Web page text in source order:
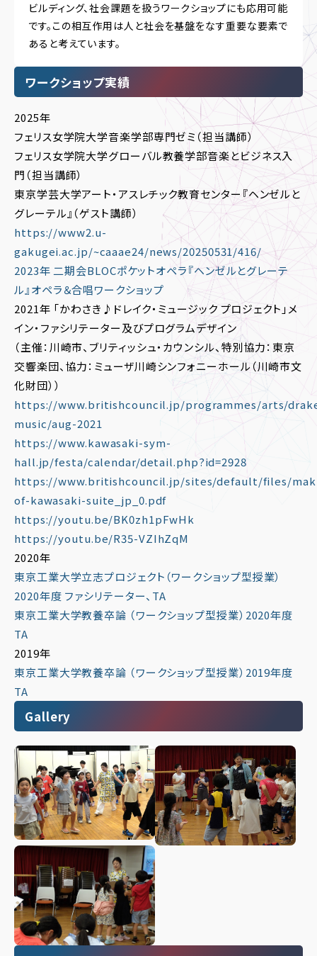
ビルディング、社会課題を扱うワークショップにも応用可能
です。この相互作用は人と社会を基盤をなす重要な要素で
あると考えています。
ワークショップ実績
2025年
フェリス女学院大学音楽学部専門ゼミ（担当講師）
フェリス女学院大学グローバル教養学部音楽とビジネス入
門（担当講師）
東京学芸大学アート・アスレチック教育センター『ヘンゼルと
グレーテル』（ゲスト講師）
https://www2.u-
gakugei.ac.jp/~caaae24/news/20250531/416/
2023年 二期会BLOCポケットオペラ『ヘンゼルとグレーテ
ル』オペラ＆合唱ワークショップ
2021年 「かわさき♪ドレイク・ミュージック プロジェクト」メ
イン・ファシリテーター及びプログラムデザイン
（主催：川崎市、ブリティッシュ・カウンシル、特別協力：東京
交響楽団、協力：ミューザ川崎シンフォニーホール（川崎市文
化財団））
https://www.britishcouncil.jp/programmes/arts/
music/aug-2021
https://www.kawasaki-sym-
hall.jp/festa/calendar/detail.php?id=2928
https://www.britishcouncil.jp/sites/default/files/
of-kawasaki-suite_jp_0.pdf
https://youtu.be/BK0zh1pFwHk
https://youtu.be/R35-VZIhZqM
2020年
東京工業大学立志プロジェクト（ワークショップ型授業）
2020年度 ファシリテーター、TA
東京工業大学教養卒論 （ワークショップ型授業）2020年度
TA
2019年
東京工業大学教養卒論 （ワークショップ型授業）2019年度
TA
Gallery